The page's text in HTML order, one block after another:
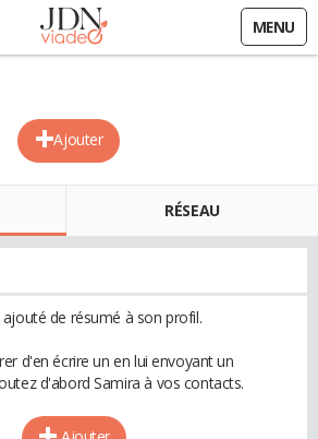
MENU
Ajouter
RÉSEAU
de résumé à son profil.
d'en écrire un en lui envoyant un
d'abord Samira à vos contacts.